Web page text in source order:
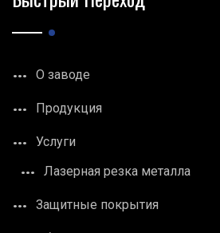
О заводе
Продукция
Услуги
Лазерная резка металла
Защитные покрытия